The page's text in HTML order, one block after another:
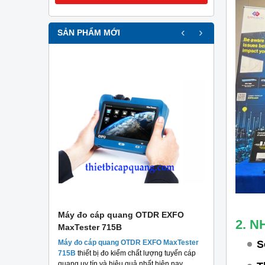
SẢN PHẨM MỚI
Máy đo cáp quang OTDR EXFO
MaxTester 715B
Máy đo cáp quang OTDR EXFO MaxTester
715B thiết bị đo kiểm chất lượng tuyến cáp
Máy đo
‹ ›
2.